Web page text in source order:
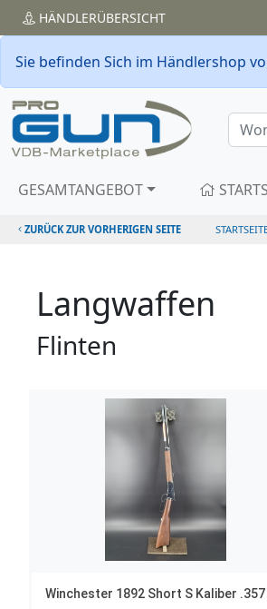
HÄNDLERÜBERSICHT
Sie befinden Sich im Händlershop
GESAMTANGEBOT
ZURÜCK ZUR VORHERIGEN SEITE
Langwaffen
Flinten